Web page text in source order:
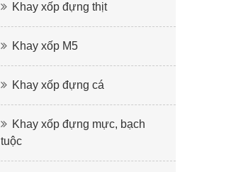
Khay xốp đựng thịt
Khay xốp M5
Khay xốp đựng cá
Khay xốp đựng mực, bạch
tuộc